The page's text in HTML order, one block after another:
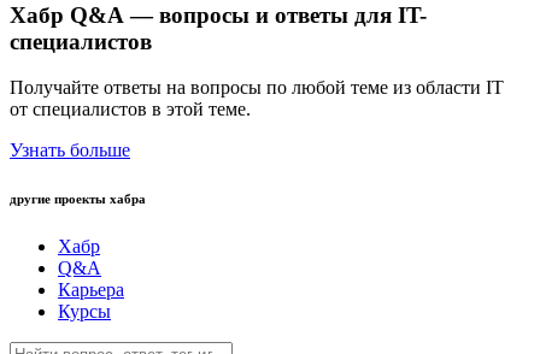
Хабр Q&A — вопросы и ответы для IT-
специалистов
Получайте ответы на вопросы по любой теме из области IT
от специалистов в этой теме.
Узнать больше
другие проекты хабра
Хабр
Q&A
Карьера
Курсы